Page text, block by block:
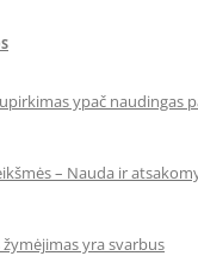
ypač naudingas
– Nauda ir
yra svarbus